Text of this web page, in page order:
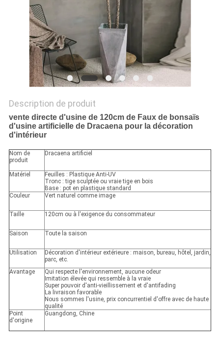
DEVIS
PLAN
POLITIQUE
DE
CONFIDENTIALITÉ
Description de produit
vente directe d'usine de 120cm de Faux de bonsaïs
d'usine artificielle de Dracaena pour la décoration
d'intérieur
Nom de
produit
Dracaena artificiel
Matériel
Feuilles : Plastique Anti-UV
Tronc : tige sculptée ou vraie tige en bois
Base : pot en plastique standard
Couleur
Vert naturel comme image
Taille 120cm ou à l'exigence du consommateur
Saison Toute la saison
Utilisation
Décoration d'intérieur extérieure : maison, bureau, hôtel, jardin,
parc, etc.
Avantage
Qui respecte l'environnement, aucune odeur
Imitation élevée qui ressemble à la vraie
Super pouvoir d'anti-vieillissement et d'antifading
La livraison favorable
Nous sommes l'usine, prix concurrentiel d'offre avec de haute
qualité
Point
d'origine
Guangdong, Chine